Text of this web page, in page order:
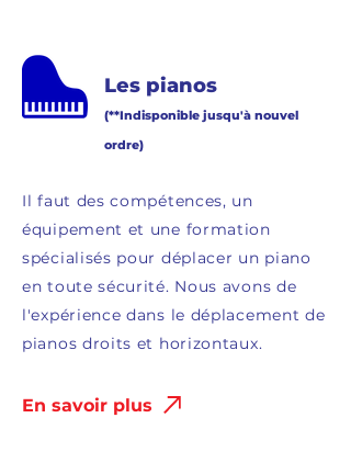
Les pianos
(**Indisponible jusqu'à nouvel
ordre)
Il faut des compétences, un
équipement et une formation
spécialisés pour déplacer un piano
en toute sécurité. Nous avons de
l'expérience dans le déplacement de
pianos droits et horizontaux.
En savoir plus